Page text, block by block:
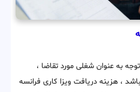
به عنوان شغلی مورد تقاضا ،
، هزینه دریافت ویزا کاری فرانسه